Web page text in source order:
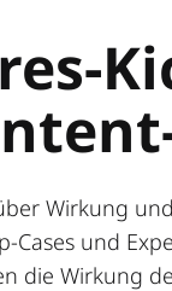
Wirkung
Cases und
die Wirkung